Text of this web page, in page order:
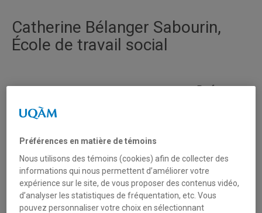
Catherine Bélanger Sabourin,
École de travail social
Professeure
Bélanger
Sabourin
transmet aux
personnes
étudiantes
Préférences en matière de témoins
Nous utilisons des témoins (cookies) afin de collecter des
informations qui nous permettent d’améliorer votre
expérience sur le site, de vous proposer des contenus vidéo,
d’analyser les statistiques de fréquentation, etc. Vous
pouvez personnaliser votre choix en sélectionnant